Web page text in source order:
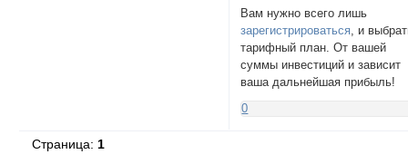
Вам нужно всего лишь
зарегистрироваться , и
тарифный план. От вашей
суммы инвестиций и зависит
ваша дальнейшая прибыль!
0
Страница: 1